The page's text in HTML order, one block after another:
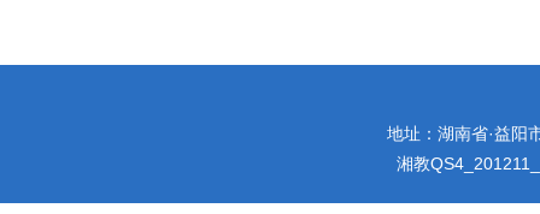
地址：湖南省·益阳
湘教